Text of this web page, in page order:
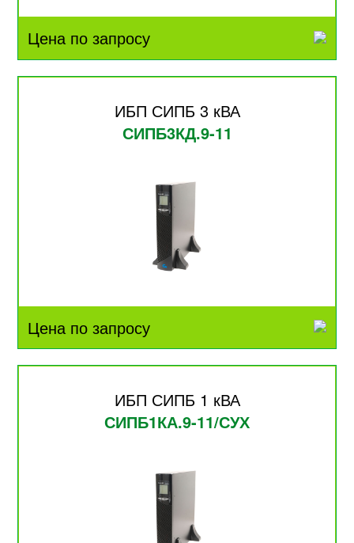
Цена по запросу
ИБП СИПБ 3 кВА
СИПБ3КД.9-11
Цена по запросу
ИБП СИПБ 1 кВА
СИПБ1КА.9-11/СУХ